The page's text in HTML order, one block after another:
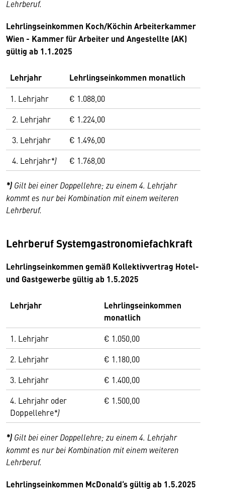
Lehrberuf.
Lehrlingseinkommen Koch/Köchin Arbeiterkammer
Wien - Kammer für Arbeiter und Angestellte (AK)
gültig ab 1.1.2025
Lehrjahr Lehrlingseinkommen monatlich
1. Lehrjahr
€ 1.088,00
2. Lehrjahr
€ 1.224,00
3. Lehrjahr
€ 1.496,00
4. Lehrjahr*) € 1.768,00
*) Gilt bei einer Doppellehre; zu einem 4. Lehrjahr
kommt es nur bei Kombination mit einem weiteren
Lehrberuf.
Lehrberuf Systemgastronomiefachkraft
Lehrlingseinkommen gemäß Kollektivvertrag Hotel-
und Gastgewerbe gültig ab 1.5.2025
Lehrjahr
Lehrlingseinkommen
monatlich
1. Lehrjahr
€ 1.050,00
2. Lehrjahr
€ 1.180,00
3. Lehrjahr
€ 1.400,00
4. Lehrjahr oder
Doppellehre*)
€ 1.500,00
*) Gilt bei einer Doppellehre; zu einem 4. Lehrjahr
kommt es nur bei Kombination mit einem weiteren
Lehrberuf.
Lehrlingseinkommen McDonald‘s gültig ab 1.5.2025